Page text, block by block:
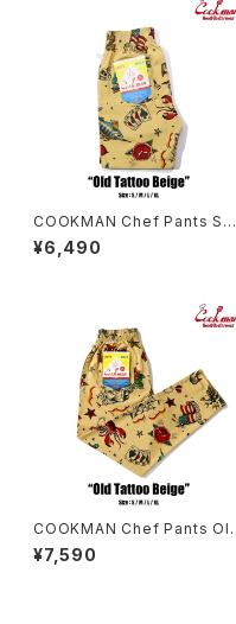
COOKMAN Chef Pants Sho
rt Old Tattoo Beige
¥6,490
COOKMAN Chef Pants Old
Tattoo BEIGE
¥7,590